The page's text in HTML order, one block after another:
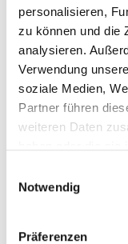
personalisieren,
zu können und die
analysieren.
Verwendung
soziale Medien,
Partner führen
weiteren Daten
Notwendig
Präferenzen
Storytelling mit KI
18.06.2026
23.06.2026
Das neue SEO:
Meisterklasse